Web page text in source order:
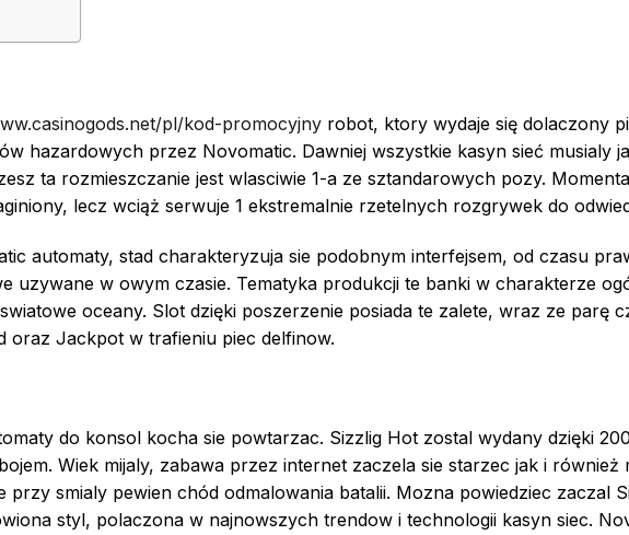
pl/kod-promocyjny robot, ktory wydaje się dolaczony
hazardowych przez Novomatic. Dawniej wszystkie kasyn sieć musialy
ta rozmieszczanie jest wlasciwie 1-a ze sztandarowych pozy.
lecz wciąż serwuje 1 ekstremalnie rzetelnych rozgrywek do
automaty, stad charakteryzuja sie podobnym interfejsem, od czasu
uzywane w owym czasie. Tematyka produkcji te banki w charakterze
oceany. Slot dzięki poszerzenie posiada te zalete, wraz ze parę
oraz Jackpot w trafieniu piec delfinow.
do konsol kocha sie powtarzac. Sizzlig Hot zostal wydany dzięki
Wiek mijaly, zabawa przez internet zaczela sie starzec jak i również
przy smialy pewien chód odmalowania batalii. Mozna powiedziec zaczal
styl, polaczona w najnowszych trendow i technologii kasyn siec.